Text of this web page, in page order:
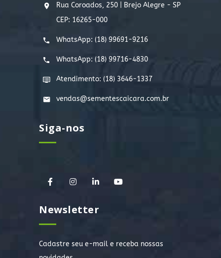
Rua Coroados, 250 | Brejo Alegre - SP
CEP: 16265-000
WhatsApp: (18) 99691-9216
WhatsApp: (18) 99716-4830
Atendimento: (18) 3646-1337
vendas@sementescaicara.com.br
Siga-nos
Newsletter
Cadastre seu e-mail e receba nossas